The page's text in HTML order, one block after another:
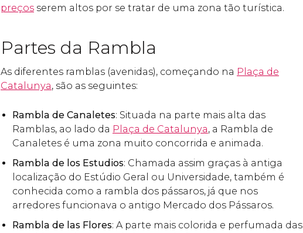
preços serem altos por se tratar de uma zona tão turística.
Partes da Rambla
As diferentes ramblas (avenidas), começando na Plaça de
Catalunya, são as seguintes:
Rambla de Canaletes: Situada na parte mais alta das
Ramblas, ao lado da Plaça de Catalunya, a Rambla de
Canaletes é uma zona muito concorrida e animada.
Rambla de los Estudios: Chamada assim graças à antiga
localização do Estúdio Geral ou Universidade, também é
conhecida como a rambla dos pássaros, já que nos
arredores funcionava o antigo Mercado dos Pássaros.
Rambla de las Flores: A parte mais colorida e perfumada das